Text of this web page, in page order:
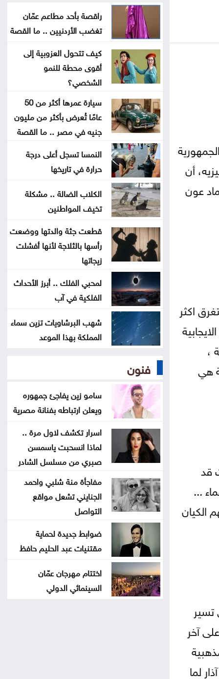
أن
عون
اكثر
،
هي
قد
...
الكيان
تسير
آخر
لما
هل سيعيش أبناؤنا حياة أسوأ منا
مات قبل تخرجه بشهر .. فيديو مؤثر
لأم تتسلم شهادة ابنها الراحل
موجة حر قوية تضرب المنطقة بحرارة
تلامس 50 مئوية .. ماذا عن الأردن؟
البرلمان العربي يدين تفجيرًا إرهابيًا
استهدف حافلة ركاب بريف دمشق
واشنطن تضغط على إسرائيل لإقرار
هدنة في غزة
إسبانيا تفرض قيودًا على الرحلات
الجوية والسفن القادمة من إيطاليا
الحكومة التركية تنفي أي تعارض بين
اتفاقية الدفاع والتزامات الناتو
مسؤول أميركي: تقدم في محادثات
عُمان وإيران حول مضيق هرمز
راقصة بأحد مطاعم عمّان
تغضب الأردنيين .. ما القصة
كيف تتحول العزوبية إلى
أقوى محطة للنمو
الشخصي؟
سيارة عمرها أكثر من 50
عامًا تُعرض بأكثر من مليون
جنيه في مصر .. ما القصة
النمسا تسجل أعلى درجة
حرارة في تاريخها
الكلاب الضالة .. مشكلة
تخيف المواطنين
قطعت جثة والدتها ووضعت
رأسها بالثلاجة لأنها أفشلت
زيجاتها
لمحبي الفلك .. أبرز الأحداث
الفلكية في آب
شهب البرشاويات تزين سماء
المملكة بهذا الموعد
فنون
سامو زين يفاجئ جمهوره
ويعلن ارتباطه بفنانة مصرية
اسرار تكشف لاول مرة ..
لماذا انسحبت ياسمسن
صبري من مسلسل الشادر
مفاجأة منة شلبي واحمد
الجنايني تشعل مواقع
التواصل
ضوابط جديدة لحماية
مقتنيات عبد الحليم حافظ
اختتام مهرجان عمّان
السينمائي الدولي